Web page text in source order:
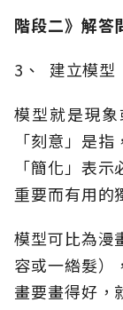
階段二》解答
3、 建立模型
模型就是現
「刻意」是
「簡化」表
重要而有用的
模型可比為漫
容或一綹髮）
畫要畫得好，